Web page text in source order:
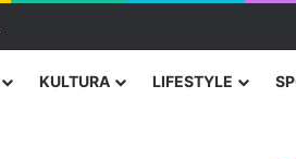
i Kojović traže poseban status
KULTURA LIFESTYLE